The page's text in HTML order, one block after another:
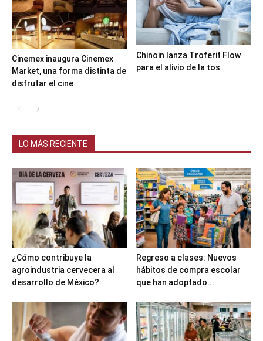
Cinemex inaugura Cinemex
Market, una forma distinta de
disfrutar el cine
Chinoin lanza Troferit Flow
para el alivio de la tos
LO MÁS RECIENTE
¿Cómo contribuye la
agroindustria cervecera al
desarrollo de México?
Regreso a clases: Nuevos
hábitos de compra escolar
que han adoptado...